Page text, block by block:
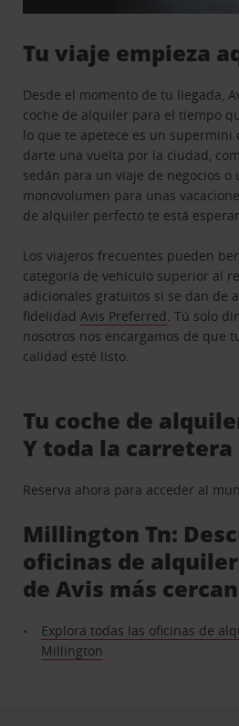
Tu viaje empieza
Desde el momento de tu llegada,
coche de alquiler para el tiempo
lo que te apetece es un supermini
darte una vuelta por la ciudad,
sedán para un viaje de negocios o
monovolumen para unas
de alquiler perfecto te está
Los viajeros frecuentes pueden
categoría de vehículo superior al
adicionales gratuitos si se dan de
fidelidadAvis Preferred. Tú solo
nosotros nos encargamos de que
calidad esté listo.
Tu coche de
Y toda la
Reserva ahora para acceder al
Millington Tn:
oficinas de
de Avis más
Explora todas las oficinas de
Millington